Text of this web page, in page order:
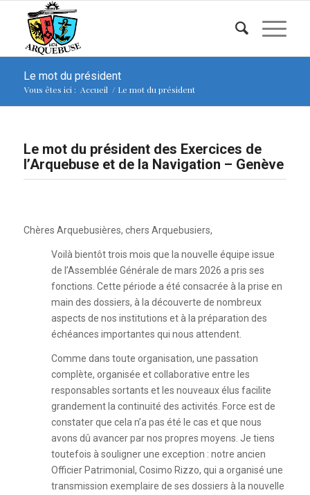
Le mot du président
Vous êtes ici : Accueil / Le mot du président
Le mot du président des Exercices de
l’Arquebuse et de la Navigation – Genève
Chères Arquebusières, chers Arquebusiers,
Voilà bientôt trois mois que la nouvelle équipe issue
de l’Assemblée Générale de mars 2026 a pris ses
fonctions. Cette période a été consacrée à la prise en
main des dossiers, à la découverte de nombreux
aspects de nos institutions et à la préparation des
échéances importantes qui nous attendent.
Comme dans toute organisation, une passation
complète, organisée et collaborative entre les
responsables sortants et les nouveaux élus facilite
grandement la continuité des activités. Force est de
constater que cela n’a pas été le cas et que nous
avons dû avancer par nos propres moyens. Je tiens
toutefois à souligner une exception : notre ancien
Officier Patrimonial, Cosimo Rizzo, qui a organisé une
transmission exemplaire de ses dossiers à la nouvelle